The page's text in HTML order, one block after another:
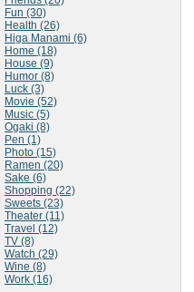
Fun (30)
Health (26)
Higa Manami (6)
Home (18)
House (9)
Humor (8)
Luck (3)
Movie (52)
Music (5)
Ogaki (8)
Pen (1)
Photo (15)
Ramen (20)
Sake (6)
Shopping (22)
Sweets (23)
Theater (11)
Travel (12)
TV (8)
Watch (29)
Wine (8)
Work (16)